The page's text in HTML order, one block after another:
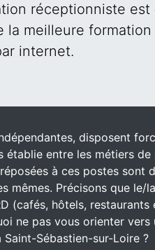
réceptionniste est
la meilleure formation
internet.
disposent
établie entre les métiers
à ces postes sont
mêmes. Précisons que le/
(cafés, hôtels,
ne pas vous orienter vers
Sébastien-sur-Loire ?